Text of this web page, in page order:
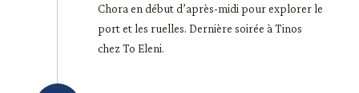
Chora en début d’après-midi pour explorer le
port et les ruelles. Dernière soirée à Tinos
chez To Eleni.